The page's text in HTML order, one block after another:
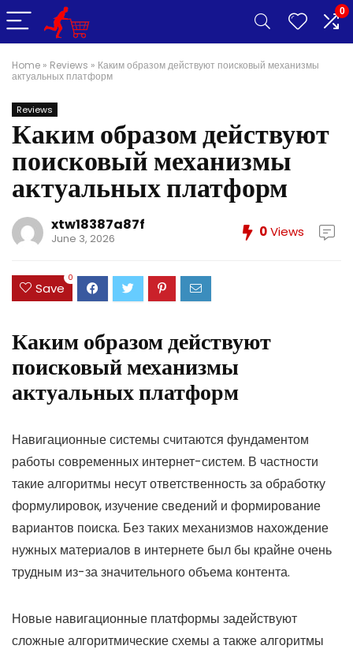
0
Home » Reviews » Каким образом действуют поисковый механизмы
актуальных платформ
Reviews
Каким образом действуют
поисковый механизмы
актуальных платформ
xtw18387a87f
June 3, 2026 0Views
Save
0
Каким образом действуют
поисковый механизмы
актуальных платформ
Навигационные системы считаются фундаментом
работы современных интернет-систем. В частности
такие алгоритмы несут ответственность за обработку
формулировок, изучение сведений и формирование
вариантов поиска. Без таких механизмов нахождение
нужных материалов в интернете был бы крайне очень
трудным из-за значительного объема контента.
Новые навигационные платформы задействуют
сложные алгоритмические схемы а также алгоритмы